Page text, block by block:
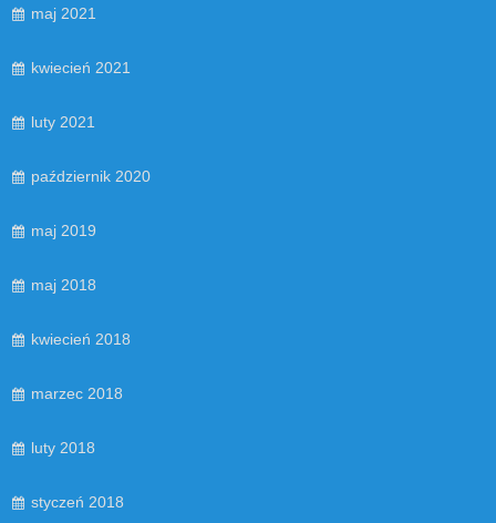
maj 2021
kwiecień 2021
luty 2021
październik 2020
maj 2019
maj 2018
kwiecień 2018
marzec 2018
luty 2018
styczeń 2018